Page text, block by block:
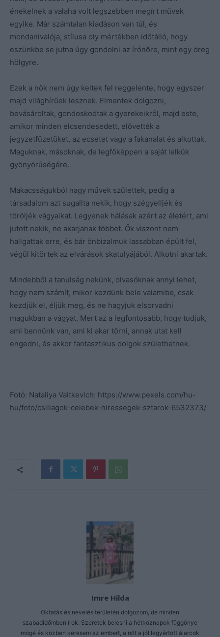
énekelnek a valaha volt legszebben megírt művek
egyike. Már számtalan kiadáson van túl, és
mondanivalója, stílusa oly mértékben időtálló, hogy
eszünkbe se jutna úgy gondolni az írónőre, mint egy öreg
hölgyre.
Ezek a nők nem úgy keltek fel reggelente, hogy egyszer
majd világhírűek lesznek. Elmentek dolgozni,
bevásároltak, gondoskodtak a gyerekeikről, majd este,
amikor minden elcsendesedett, elővették a
jegyzetfüzetüket, az ecsetet vagy a fakanalat és alkottak.
Maguknak, másoknak, de legfőképpen a saját lelkük
gyönyörűségére.
Makacsságukból nagy művek születtek, pedig a
társadalom azt sugallta nekik, hogy szégyelljék és
töröljék vágyaikat. Legyenek hálásak azért az életért, ami
jutott nekik, ne akarjanak többet. Ők viszont nem
hallgattak erre, és bár önbizalmuk lassabban épült fel,
végül kitörtek az elvárások skatulyájából. Alkotni akartak.
Mindebből a tanulság nekünk, olvasóknak annyi lehet,
hogy nem számít, mikor kezdünk bele valamibe, csak
kezdjük el, éljük meg, és ne hagyjuk elsorvadni
magukban a vágyat. Mert az a legfontosabb, hogy tudjuk,
ami bennünk van, ami ki akar törni, annak utat kell
engedni, és akkor fantasztikus dolgok születhetnek.
Fotó: Nataliya Vaitkevich: https://www.pexels.com/hu-
hu/foto/csillagok-celebek-hiressegek-sztarok-6532373/
Imre Hilda
Oktatás és nevelés területén dolgozom, de minden
szabadidőmben írok. Szeretek belesni a hétköznapok függönye
mögé és közben keresem az embert, a nőt a jól legyártott álarcok